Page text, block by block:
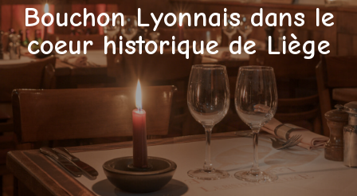
Bouchon Lyonnais dans le
coeur historique de Liège